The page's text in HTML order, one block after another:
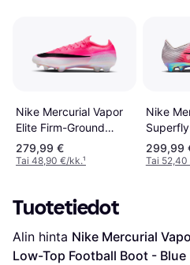
Nike Mercurial Vapor
Elite Firm-Ground
Low-Top Football Boot
- Multi-Colour
279,99 €
Tai 48,90 €/kk.¹
Nike
Ground
Football
299,99
Tai
Tuotetiedot
Alin hinta Nike Mercurial
Low-Top Football Boot - Blue